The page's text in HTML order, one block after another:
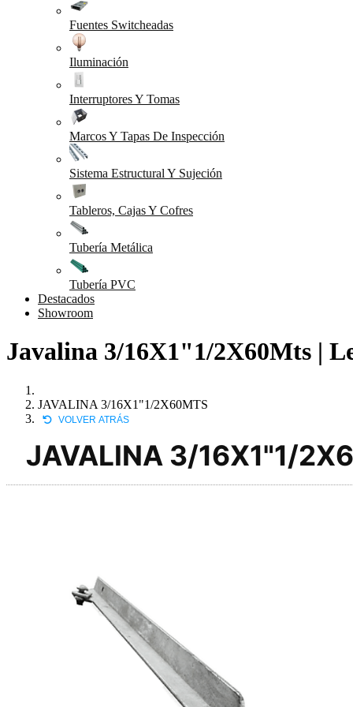
Fuentes Switcheadas
Iluminación
Interruptores Y Tomas
Marcos Y Tapas De Inspección
Sistema Estructural Y Sujeción
Tableros, Cajas Y Cofres
Tubería Metálica
Tubería PVC
Destacados
Showroom
Javalina 3/16X1"1/2X60Mts |
JAVALINA 3/16X1"1/2X60MTS
VOLVER ATRÁS
JAVALINA 3/16X1"1/